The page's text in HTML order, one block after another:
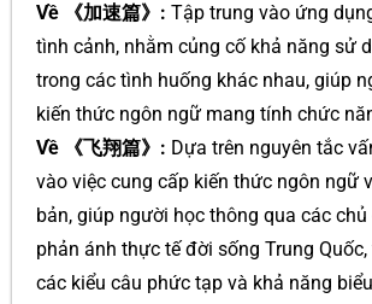
Về 《加速篇》: Tập trung vào ứng
tình cảnh, nhằm củng cố khả năng sử
trong các tình huống khác nhau, giúp
kiến thức ngôn ngữ mang tính chức
Về 《飞翔篇》: Dựa trên nguyên tắc
vào việc cung cấp kiến thức ngôn ngữ
bản, giúp người học thông qua các
phản ánh thực tế đời sống Trung
các kiểu câu phức tạp và khả năng